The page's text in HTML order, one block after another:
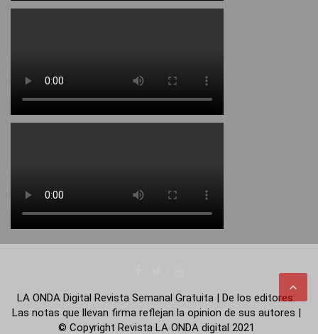
LA ONDA Digital Revista Semanal Gratuita | De los editores:
Las notas que llevan firma reflejan la opinion de sus autores |
© Copyright Revista LA ONDA digital 2021